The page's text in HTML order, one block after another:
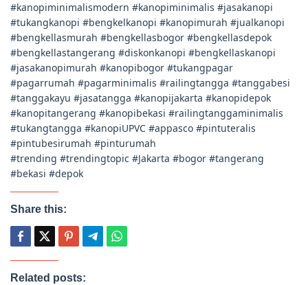
#kanopiminimalismodern #kanopiminimalis #jasakanopi
#tukangkanopi #bengkelkanopi #kanopimurah #jualkanopi
#bengkellasmurah #bengkellasbogor #bengkellasdepok
#bengkellastangerang #diskonkanopi #bengkellaskanopi
#jasakanopimurah #kanopibogor #tukangpagar
#pagarrumah #pagarminimalis #railingtangga #tanggabesi
#tanggakayu #jasatangga #kanopijakarta #kanopidepok
#kanopitangerang #kanopibekasi #railingtanggaminimalis
#tukangtangga #kanopiUPVC #appasco #pintuteralis
#pintubesirumah #pinturumah
#trending #trendingtopic #Jakarta #bogor #tangerang
#bekasi #depok
Share this:
Related posts: